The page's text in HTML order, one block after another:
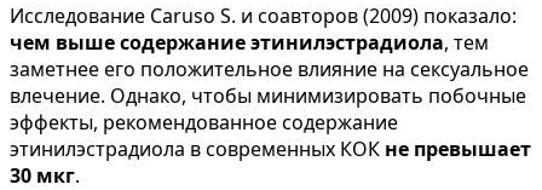
Исследование Caruso S. и соавторов (2009) показало:
чем выше содержание этинилэстрадиола, тем
заметнее его положительное влияние на сексуальное
влечение. Однако, чтобы минимизировать побочные
эффекты, рекомендованное содержание
этинилэстрадиола в современных КОК не превышает
30 мкг.